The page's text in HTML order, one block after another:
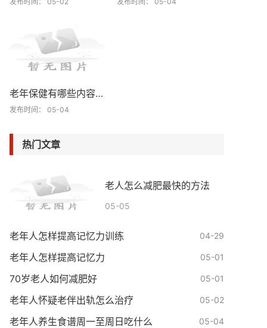
老年保健有哪些内容和要求
发布时间： 05-04
热门文章
老人怎么减肥最快的方法
05-05
老年人怎样提高记忆力训练 04-29
老年人怎样提高记忆力 05-01
70岁老人如何减肥好 05-01
老年人怀疑老伴出轨怎么治疗 05-02
老年人养生食谱周一至周日吃什么 05-04